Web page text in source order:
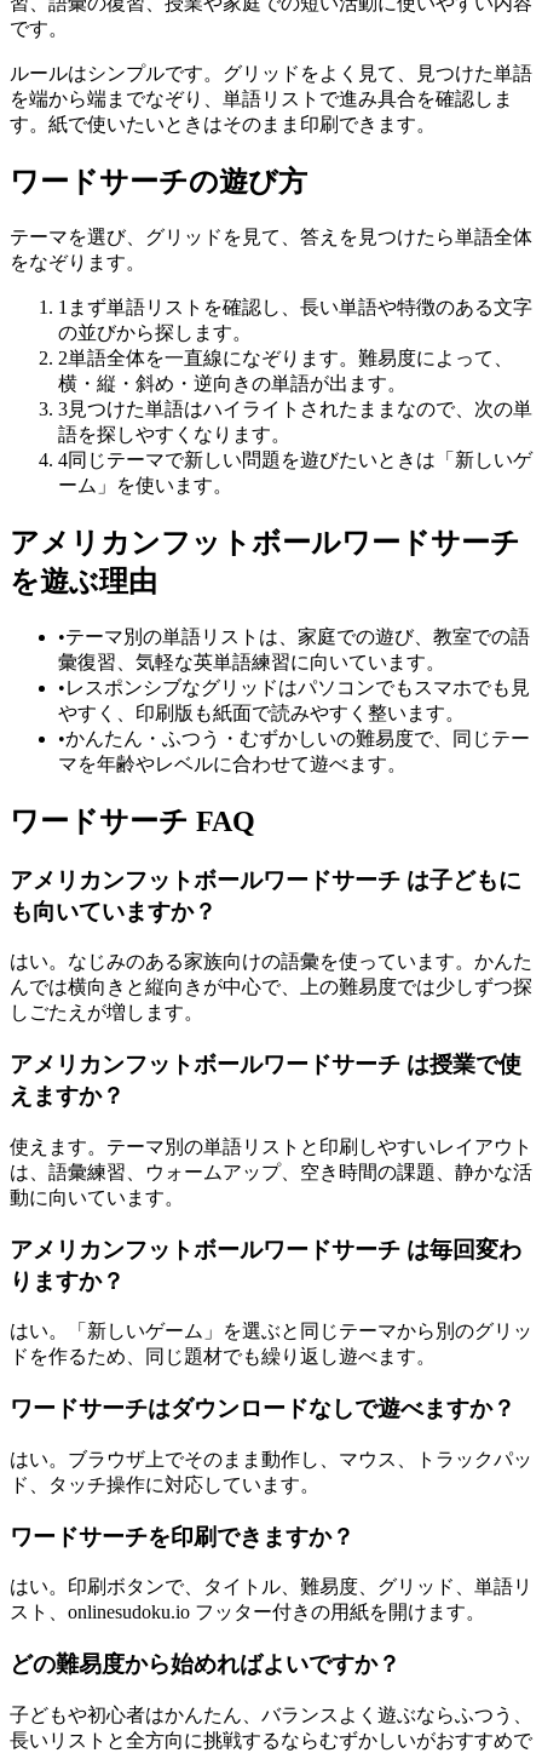
です。
ルールはシンプルです。グリッドをよく見て、見つけた単語
を端から端までなぞり、単語リストで進み具合を確認しま
す。紙で使いたいときはそのまま印刷できます。
ワードサーチの遊び方
テーマを選び、グリッドを見て、答えを見つけたら単語全体
をなぞります。
1 まず単語リストを確認し、長い単語や特徴のある文字
の並びから探します。
2単語全体を一直線になぞります。難易度によって、
横・縦・斜め・逆向きの単語が出ます。
3見つけた単語はハイライトされたままなので、次の単
語を探しやすくなります。
4同じテーマで新しい問題を遊びたいときは「新しいゲ
ーム」を使います。
アメリカンフットボールワードサーチ
を遊ぶ理由
•テーマ別の単語リストは、家庭での遊び、教室での語
彙復習、気軽な英単語練習に向いています。
•レスポンシブなグリッドはパソコンでもスマホでも見
やすく、印刷版も紙面で読みやすく整います。
•かんたん・ふつう・むずかしいの難易度で、同じテー
マを年齢やレベルに合わせて遊べます。
ワードサーチ FAQ
アメリカンフットボールワードサーチ は子どもに
も向いていますか？
はい。なじみのある家族向けの語彙を使っています。かんた
んでは横向きと縦向きが中心で、上の難易度では少しずつ探
しごたえが増します。
アメリカンフットボールワードサーチ は授業で使
えますか？
使えます。テーマ別の単語リストと印刷しやすいレイアウト
は、語彙練習、ウォームアップ、空き時間の課題、静かな活
動に向いています。
アメリカンフットボールワードサーチ は毎回変わ
りますか？
はい。「新しいゲーム」を選ぶと同じテーマから別のグリッ
ドを作るため、同じ題材でも繰り返し遊べます。
ワードサーチはダウンロードなしで遊べますか？
はい。ブラウザ上でそのまま動作し、マウス、トラックパッ
ド、タッチ操作に対応しています。
ワードサーチを印刷できますか？
はい。印刷ボタンで、タイトル、難易度、グリッド、単語リ
スト、onlinesudoku.io フッター付きの用紙を開けます。
どの難易度から始めればよいですか？
子どもや初心者はかんたん、バランスよく遊ぶならふつう、
長いリストと全方向に挑戦するならむずかしいがおすすめで